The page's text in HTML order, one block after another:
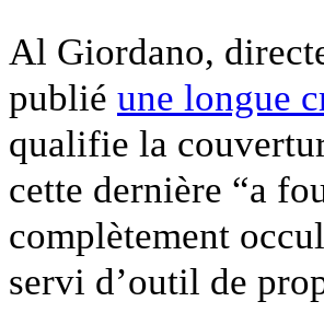
Al Giordano,
publié une longue
qualifie la
cette dernière “a
complètement
servi d’outil de